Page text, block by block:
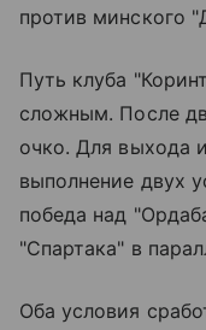
против минского
Путь клуба
сложным. После
очко. Для выхода
выполнение двух
победа над
"Спартака" в
Оба условия